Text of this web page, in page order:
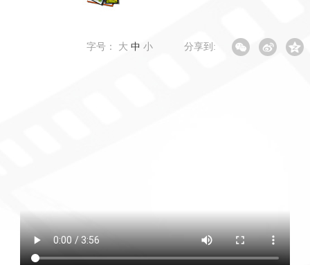
分享到:
字号： 大 中 小